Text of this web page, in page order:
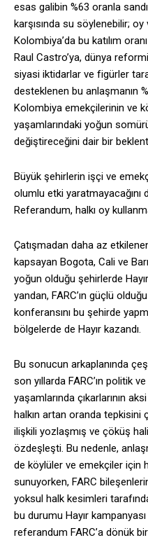
esas galibin %63 oranla
karşısında su söylenebilir;
Kolombiya’da bu katılım
Raul Castro’ya, dünya
siyasi iktidarlar ve figürler
desteklenen bu anlaşmanın
Kolombiya emekçilerinin ve
yaşamlarındaki yoğun
değiştireceğini dair bir
Büyük şehirlerin işçi ve
olumlu etki yaratmayacağını
Referandum, halkı oy
Çatışmadan daha az
kapsayan Bogota, Cali ve
yoğun olduğu şehirlerde
yandan, FARC’ın güçlü
konferansını bu şehirde
bölgelerde de Hayır kazandı.
Bu sonucun arkaplanında
son yıllarda FARC’ın politik
yaşamlarında çıkarlarının
halkın artan oranda tepkisini
ilişkili yozlaşmış ve çöküş
özdeşleşti. Bu nedenle,
de köylüler ve emekçiler için
sunuyorken, FARC
yoksul halk kesimleri
bu durumu Hayır
referandum FARC’a dönük